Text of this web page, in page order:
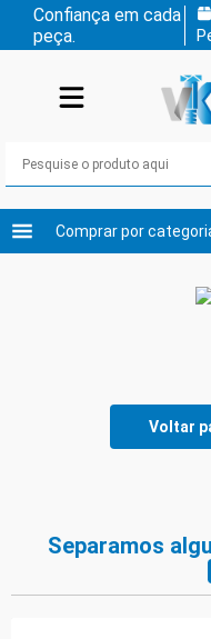
Confiança em cada
peça.
Comprar por
Voltar
Separamos